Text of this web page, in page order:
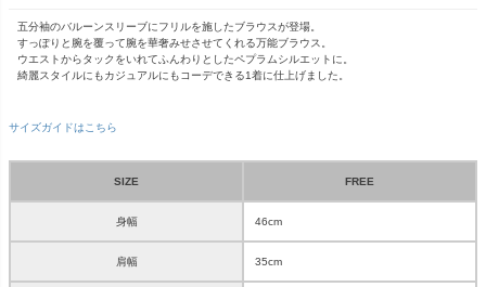
五分袖のバルーンスリーブにフリルを施したブラウスが登場。
すっぽりと腕を覆って腕を華奢みせさせてくれる万能ブラウス。
ウエストからタックをいれてふんわりとしたペプラムシルエットに。
綺麗スタイルにもカジュアルにもコーデできる1着に仕上げました。
サイズガイドはこちら
SIZE FREE
身幅 46cm
肩幅 35cm